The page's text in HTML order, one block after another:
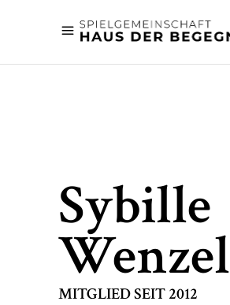
Sybille
Wenzel
MITGLIED SEIT 2012